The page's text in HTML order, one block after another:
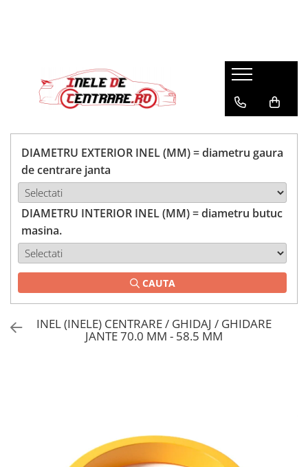
DIAMETRU EXTERIOR INEL (MM) = diametru gaura
de centrare janta
DIAMETRU INTERIOR INEL (MM) = diametru butuc
masina.
CAUTA
INEL (INELE) CENTRARE / GHIDAJ / GHIDARE
JANTE 70.0 MM - 58.5 MM